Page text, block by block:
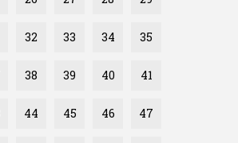
32 33 34 35
38 39 40 41
44 45 46 47